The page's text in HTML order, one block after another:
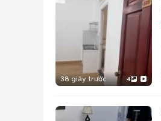
38 giây trước 4